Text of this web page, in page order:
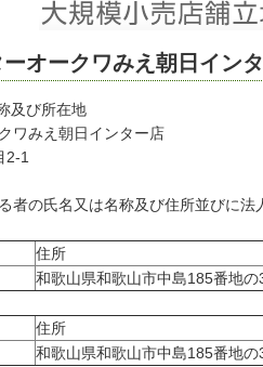
オークワみえ朝日イン
及び所在地
ワみえ朝日インター店
2-1
者の氏名又は名称及び住所並びに法
住所
和歌山県和歌山市中島185番地の
住所
和歌山県和歌山市中島185番地の